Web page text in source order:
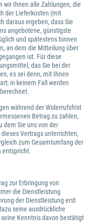
wir Ihnen alle Zahlungen, die
der Lieferkosten (mit
daraus ergeben, dass Sie
angebotene, günstigste
und spätestens binnen
an dem die Mitteilung über
ist. Für diese
das Sie bei der
es sei denn, mit Ihnen
in keinem Fall werden
während der Widerrufsfrist
Betrag zu zahlen,
dem Sie uns von der
Vertrags unterrichten,
zum Gesamtumfang der
entspricht.
zur Erbringung von
die Dienstleistung
der Dienstleistung erst
seine ausdrückliche
Kenntnis davon bestätigt